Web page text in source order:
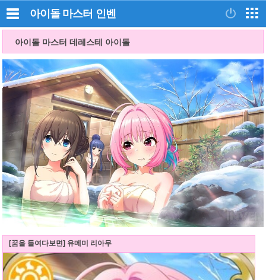
아이돌 마스터 인벤
아이돌 마스터 데레스테 아이돌
[꿈을 들여다보면] 유메미 리아무